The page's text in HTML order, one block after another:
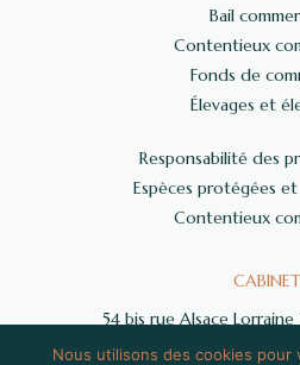
Bail
Contentieux
Fonds de
Élevages et
Responsabilité des
Espèces protégées
Contentieux
CABINET
54 bis rue Alsace
06 59 71
Nous utilisons des cookies pour